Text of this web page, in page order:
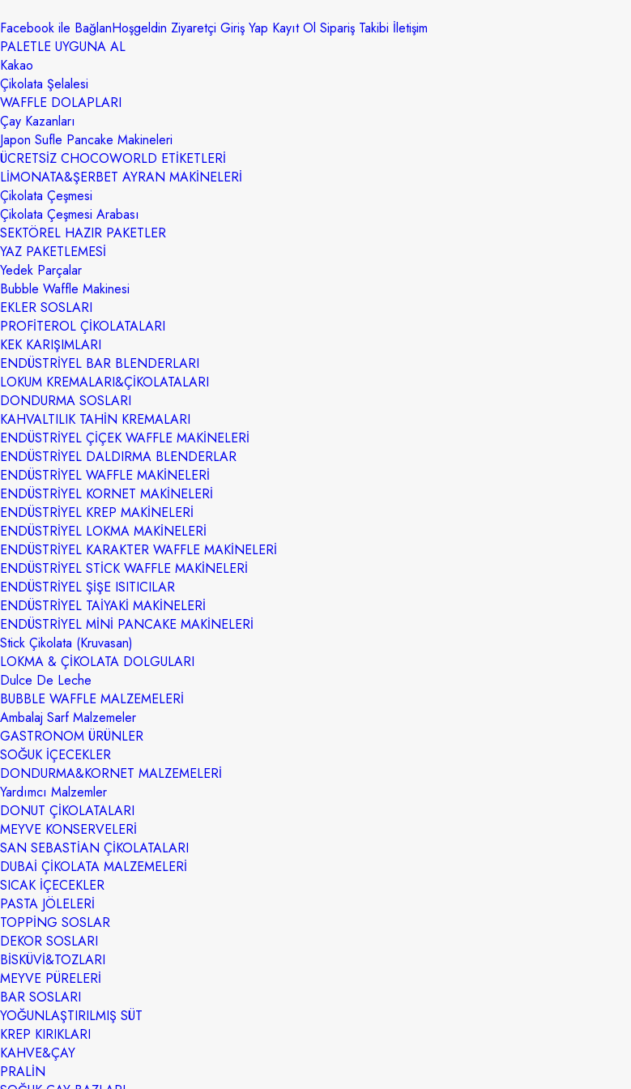
Facebook ile BağlanHoşgeldin Ziyaretçi Giriş Yap Kayıt Ol Sipariş Takibi İletişim
PALETLE UYGUNA AL
Kakao
Çikolata Şelalesi
WAFFLE DOLAPLARI
Çay Kazanları
Japon Sufle Pancake Makineleri
ÜCRETSİZ CHOCOWORLD ETİKETLERİ
LİMONATA&ŞERBET AYRAN MAKİNELERİ
Çikolata Çeşmesi
Çikolata Çeşmesi Arabası
SEKTÖREL HAZIR PAKETLER
YAZ PAKETLEMESİ
Yedek Parçalar
Bubble Waffle Makinesi
EKLER SOSLARI
PROFİTEROL ÇİKOLATALARI
KEK KARIŞIMLARI
ENDÜSTRİYEL BAR BLENDERLARI
LOKUM KREMALARI&ÇİKOLATALARI
DONDURMA SOSLARI
KAHVALTILIK TAHİN KREMALARI
ENDÜSTRİYEL ÇİÇEK WAFFLE MAKİNELERİ
ENDÜSTRİYEL DALDIRMA BLENDERLAR
ENDÜSTRİYEL WAFFLE MAKİNELERİ
ENDÜSTRİYEL KORNET MAKİNELERİ
ENDÜSTRİYEL KREP MAKİNELERİ
ENDÜSTRİYEL LOKMA MAKİNELERİ
ENDÜSTRİYEL KARAKTER WAFFLE MAKİNELERİ
ENDÜSTRİYEL STİCK WAFFLE MAKİNELERİ
ENDÜSTRİYEL ŞİŞE ISITICILAR
ENDÜSTRİYEL TAİYAKİ MAKİNELERİ
ENDÜSTRİYEL MİNİ PANCAKE MAKİNELERİ
Stick Çikolata (Kruvasan)
LOKMA & ÇİKOLATA DOLGULARI
Dulce De Leche
BUBBLE WAFFLE MALZEMELERİ
Ambalaj Sarf Malzemeler
GASTRONOM ÜRÜNLER
SOĞUK İÇECEKLER
DONDURMA&KORNET MALZEMELERİ
Yardımcı Malzemler
DONUT ÇİKOLATALARI
MEYVE KONSERVELERİ
SAN SEBASTİAN ÇİKOLATALARI
DUBAİ ÇİKOLATA MALZEMELERİ
SICAK İÇECEKLER
PASTA JÖLELERİ
TOPPİNG SOSLAR
DEKOR SOSLARI
BİSKÜVİ&TOZLARI
MEYVE PÜRELERİ
BAR SOSLARI
YOĞUNLAŞTIRILMIŞ SÜT
KREP KIRIKLARI
KAHVE&ÇAY
PRALİN